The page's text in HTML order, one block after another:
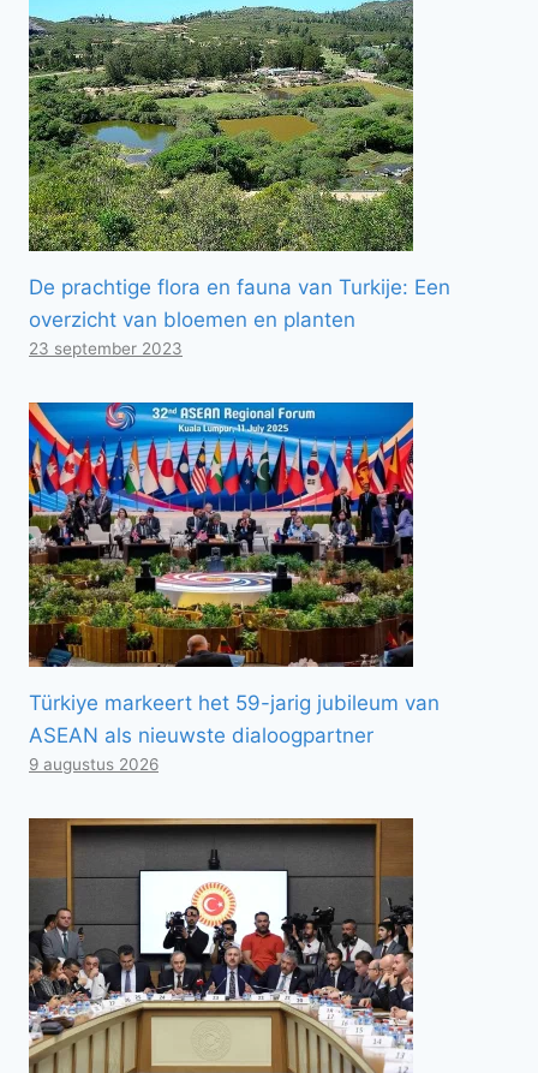
De prachtige flora en fauna van Turkije: Een
overzicht van bloemen en planten
23 september 2023
Türkiye markeert het 59-jarig jubileum van
ASEAN als nieuwste dialoogpartner
9 augustus 2026